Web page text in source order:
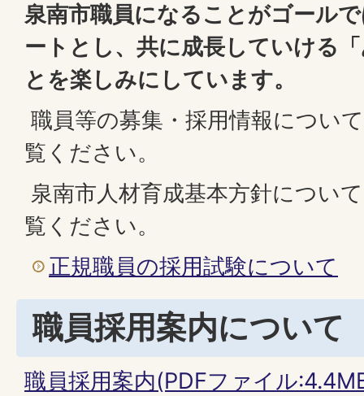
泉南市職員になることがゴール
ートとし、共に成長していける
とを楽しみにしています。
職員等の募集・採用情報につい
覧ください。
泉南市人材育成基本方針につい
覧ください。
正規職員の採用試験について
職員採用案内について
職員採用案内(PDFファイル